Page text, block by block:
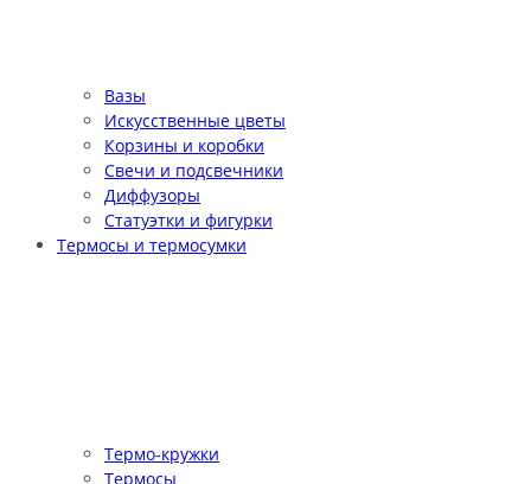
Вазы
Искусственные цветы
Корзины и коробки
Свечи и подсвечники
Диффузоры
Статуэтки и фигурки
Термосы и термосумки
Термо-кружки
Термосы